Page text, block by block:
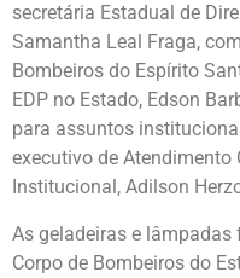
secretária Estadual de
Samantha Leal Fraga,
Bombeiros do Espírito
EDP no Estado, Edson
para assuntos
executivo de Atendimento
Institucional, Adilson
As geladeiras e
Corpo de Bombeiros do